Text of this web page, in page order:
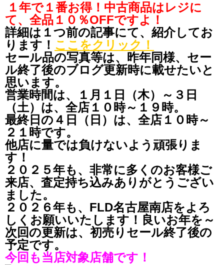
１年で１番お得！中古商品はレジに
て、全品１０％OFFですよ！
詳細は１つ前の記事にて、紹介してお
ります！ ここをクリック！
セール品の写真等は、昨年同様、セー
ル終了後のブログ更新時に載せたいと
思います。
営業時間は、１月１日（木）～３日
（土）は、全店１０時～１９時。
最終日の４日（日）は、全店１０時～
２１時です。
他店に量では負けないよう頑張りま
す！
２０２５年も、非常に多くのお客様ご
来店、査定持ち込みありがとうござい
ました。
２０２６年も、FLD名古屋南店をよろ
しくお願いいたします！良いお年を～
次回の更新は、初売りセール終了後の
予定です。
今回も当店対象店舗です！